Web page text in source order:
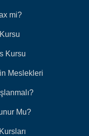
mi?
Kursu
Meslekleri
Mu?